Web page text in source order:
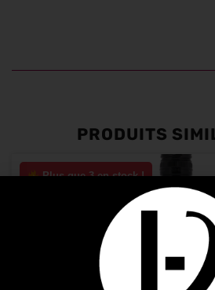
PRODUITS
Plus que 3 en stock !